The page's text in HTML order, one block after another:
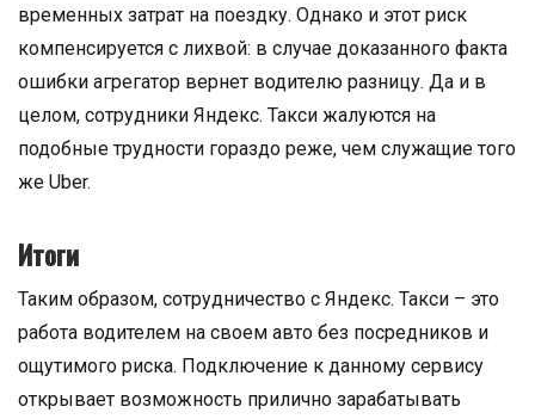
временных затрат на поездку. Однако и этот риск
компенсируется с лихвой: в случае доказанного факта
ошибки агрегатор вернет водителю разницу. Да и в
целом, сотрудники Яндекс. Такси жалуются на
подобные трудности гораздо реже, чем служащие того
же Uber.
Итоги
Таким образом, сотрудничество с Яндекс. Такси – это
работа водителем на своем авто без посредников и
ощутимого риска. Подключение к данному сервису
открывает возможность прилично зарабатывать